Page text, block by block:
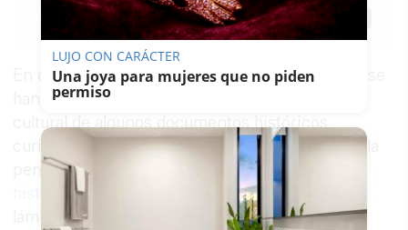
Facebook
X WhatsApp
Copy
Link
Guardar
En el Facebook del Archivo Municipal de Jerez se
han publicado 4 noticias, que resaltan el valor
cultural de algunos documentos históricos
curiosos que en él se conservan, que merecen la
pena reproducir en esta sección de las
historias de Jerez
. Acompañamos las mismas
láminas que aparecen en dicho Facebook y sus
LUJO CON CARÁCTER
Una joya para mujeres que no piden
permiso